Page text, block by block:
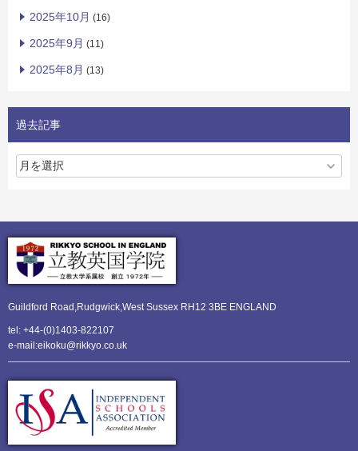
2025年10月 (16)
2025年9月 (11)
2025年8月 (13)
過去記事
Guildford Road,Rudgwick,West Sussex RH12 3BE ENGLAND
tel: +44-(0)1403-822107
e-mail:eikoku@rikkyo.co.uk